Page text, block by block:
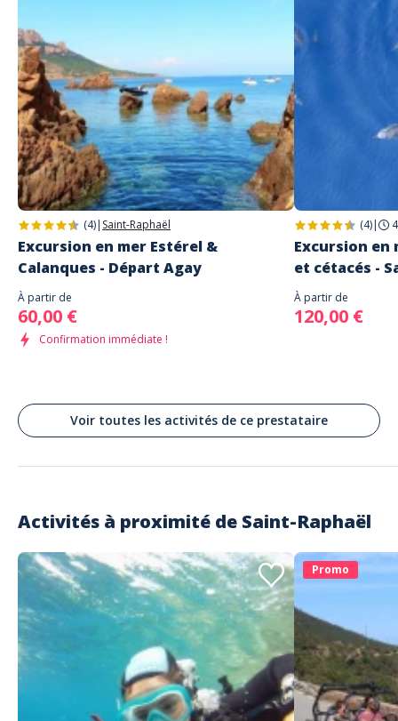
(4)| Saint-Raphaël
Excursion en mer Estérel &
Calanques - Départ Agay
À partir de
60,00 €
Confirmation immédiate !
(4)|
Excursion en
et cétacés -
À partir de
120,00 €
Voir toutes les activités de ce prestataire
Activités à proximité de Saint-Raphaël
Promo